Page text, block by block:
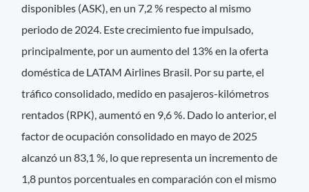
disponibles (ASK), en un 7,2 % respecto al mismo
periodo de 2024. Este crecimiento fue impulsado,
principalmente, por un aumento del 13% en la oferta
doméstica de LATAM Airlines Brasil. Por su parte, el
tráfico consolidado, medido en pasajeros-kilómetros
rentados (RPK), aumentó en 9,6 %. Dado lo anterior, el
factor de ocupación consolidado en mayo de 2025
alcanzó un 83,1 %, lo que representa un incremento de
1,8 puntos porcentuales en comparación con el mismo